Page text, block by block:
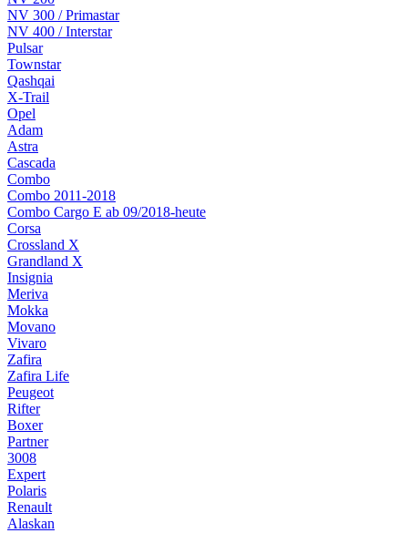
NV 300 / Primastar
NV 400 / Interstar
Pulsar
Townstar
Qashqai
X-Trail
Opel
Adam
Astra
Cascada
Combo
Combo 2011-2018
Combo Cargo E ab 09/2018-heute
Corsa
Crossland X
Grandland X
Insignia
Meriva
Mokka
Movano
Vivaro
Zafira
Zafira Life
Peugeot
Rifter
Boxer
Partner
3008
Expert
Polaris
Renault
Alaskan